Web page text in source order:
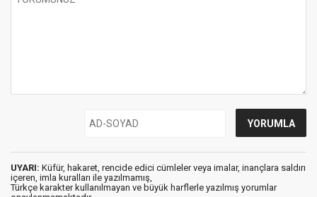
UYARI: Küfür, hakaret, rencide edici cümleler veya imalar, inançlara saldırı
içeren, imla kuralları ile yazılmamış,
Türkçe karakter kullanılmayan ve büyük harflerle yazılmış yorumlar